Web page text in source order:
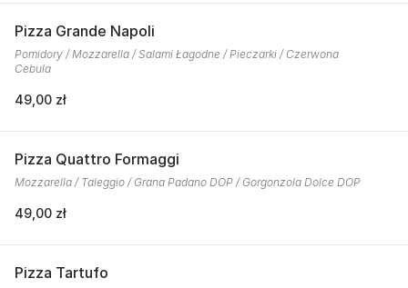
Pizza Grande Napoli
Pomidory / Mozzarella / Salami Łagodne / Pieczarki / Czerwona
Cebula
49,00 zł
Pizza Quattro Formaggi
Mozzarella / Taleggio / Grana Padano DOP / Gorgonzola Dolce DOP
49,00 zł
Pizza Tartufo